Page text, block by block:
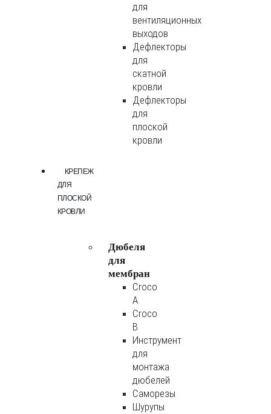
для
вентиляционных
выходов
Дефлекторы
для
скатной
кровли
Дефлекторы
для
плоской
кровли
КРЕПЕЖ
ДЛЯ
ПЛОСКОЙ
КРОВЛИ
Дюбеля
для
мембран
Croco
A
Croco
B
Инструмент
для
монтажа
дюбелей
Саморезы
Шурупы